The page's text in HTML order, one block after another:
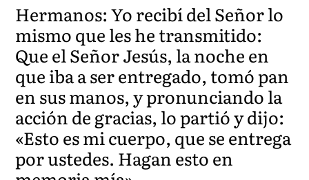
Hermanos: Yo recibí del Señor lo
mismo que les he transmitido:
Que el Señor Jesús, la noche en
que iba a ser entregado, tomó pan
en sus manos, y pronunciando la
acción de gracias, lo partió y dijo:
«Esto es mi cuerpo, que se entrega
por ustedes. Hagan esto en